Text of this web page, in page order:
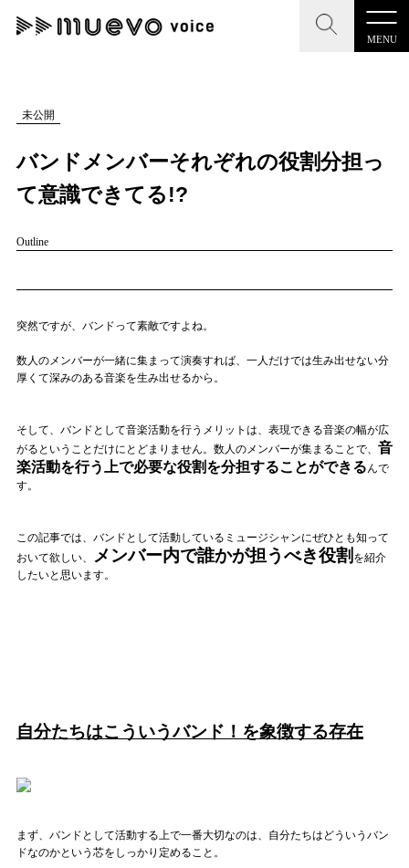
MENU
CLOSE
記事を検索する
人気ワード
#男性SSW #ポップス #女性SSW #ロック
#男性シンガー #HR/HM #女性シンガー
#ヒップホップ #男性シンガーグループ #R&B/ソウル
CLOSE
"読者の声を形にする”音楽特化メディア
MENU
プレスリリース一覧
会社概要
記事リクエスト
ログイン
LINK
muevoクラウドファンディング
ぶいマガ！ by muevo
Follow us
未公開
バンドメンバーそれぞれの役割分担っ
て意識できてる!?
Outline
突然ですが、バンドって素敵ですよね。
数人のメンバーが一緒に集まって演奏すれば、一人だけでは生み出せない分
厚くて深みのある音楽を生み出せるから。
そして、バンドとして音楽活動を行うメリットは、表現できる音楽の幅が広
がるということだけにとどまりません。数人のメンバーが集まることで、 音
楽活動を行う上で必要な役割を分担することができるんで
す。
この記事では、バンドとして活動しているミュージシャンにぜひとも知って
おいて欲しい、
メンバー内で誰かが担うべき役割 を紹介
したいと思います。
自分たちはこういうバンド！を象徴する存在
まず、バンドとして活動する上で一番大切なのは、自分たちはどういうバン
ドなのかという芯をしっかり定めること。